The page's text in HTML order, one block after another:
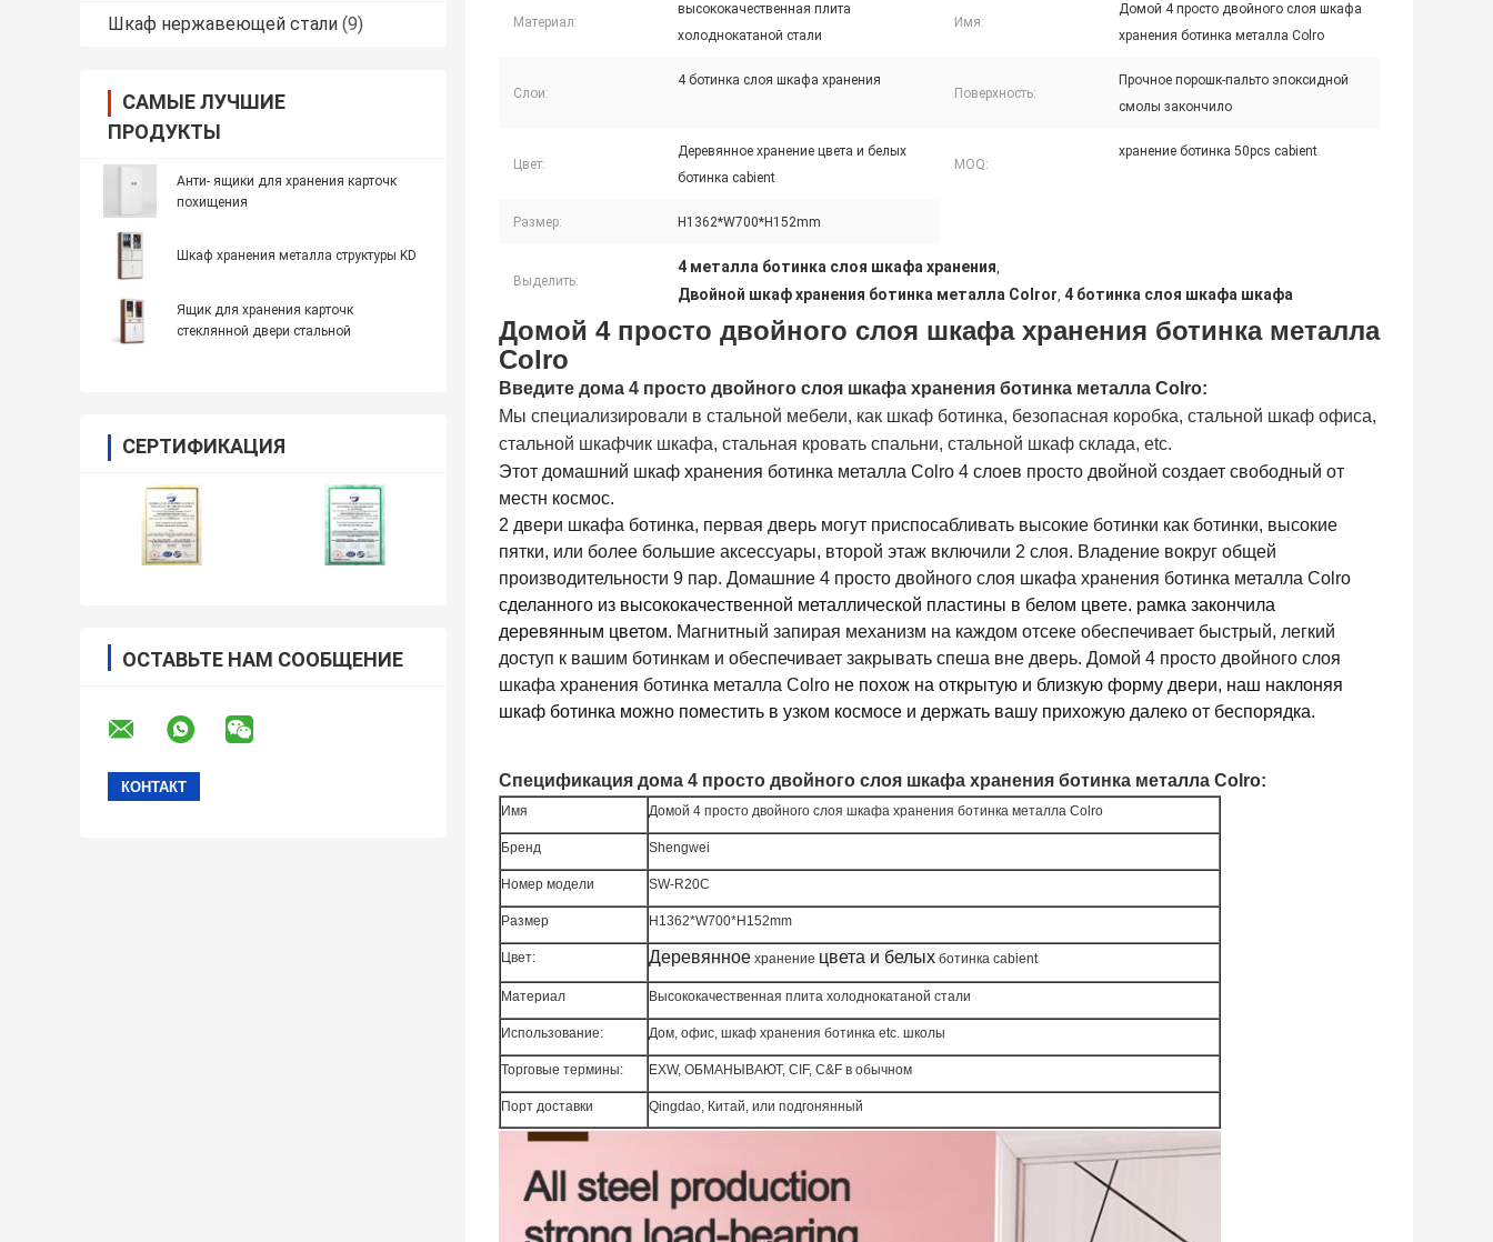
Шкаф нержавеющей стали (9)
САМЫЕ ЛУЧШИЕ
ПРОДУКТЫ
Анти- ящики для хранения карточк
похищения
Шкаф хранения металла структуры KD
Ящик для хранения карточк
стеклянной двери стальной
СЕРТИФИКАЦИЯ
ОСТАВЬТЕ НАМ СООБЩЕНИЕ
Материал:
высококачественная плита
холоднокатаной стали
Имя:
Домой 4 просто двойного слоя шкафа
хранения ботинка металла Colro
Слои:
4 ботинка слоя шкафа хранения
Поверхность:
Прочное порошк-пальто эпоксидной
смолы закончило
Цвет:
Деревянное хранение цвета и белых
ботинка cabient
MOQ:
хранение ботинка 50pcs cabient
Размер: H1362*W700*H152mm
Выделить:
4 металла ботинка слоя шкафа хранения,
Двойной шкаф хранения ботинка металла Colror, 4 ботинка слоя шкафа шкафа
Домой 4 просто двойного слоя шкафа хранения ботинка металла
Colro
Введите дома 4 просто двойного слоя шкафа хранения ботинка металла Colro:
Мы специализировали в стальной мебели, как шкаф ботинка, безопасная коробка, стальной шкаф офиса,
стальной шкафчик шкафа, стальная кровать спальни, стальной шкаф склада, etc.
Этот домашний шкаф хранения ботинка металла Colro 4 слоев просто двойной создает свободный от
местн космос.
2 двери шкафа ботинка, первая дверь могут приспосабливать высокие ботинки как ботинки, высокие
пятки, или более большие аксессуары, второй этаж включили 2 слоя. Владение вокруг общей
производительности 9 пар. Домашние 4 просто двойного слоя шкафа хранения ботинка металла Colro
сделанного из высококачественной металлической пластины в белом цвете. рамка закончила
деревянным цветом. Магнитный запирая механизм на каждом отсеке обеспечивает быстрый, легкий
доступ к вашим ботинкам и обеспечивает закрывать спеша вне дверь. Домой 4 просто двойного слоя
шкафа хранения ботинка металла Colro не похож на открытую и близкую форму двери, наш наклоняя
шкаф ботинка можно поместить в узком космосе и держать вашу прихожую далеко от беспорядка.
Спецификация дома 4 просто двойного слоя шкафа хранения ботинка металла Colro:
Имя Домой 4 просто двойного слоя шкафа хранения ботинка металла Colro
Бренд Shengwei
Номер модели SW-R20C
Размер H 1362*W700*H152mm
Цвет: Деревянное хранение цвета и белых ботинка cabient
Материал Высококачественная плита холоднокатаной стали
Использование: Дом, офис, шкаф хранения ботинка etc. школы
Торговые термины: EXW, ОБМАНЫВАЮТ, CIF, C&F в обычном
Порт доставки Qingdao, Китай, или подгонянный